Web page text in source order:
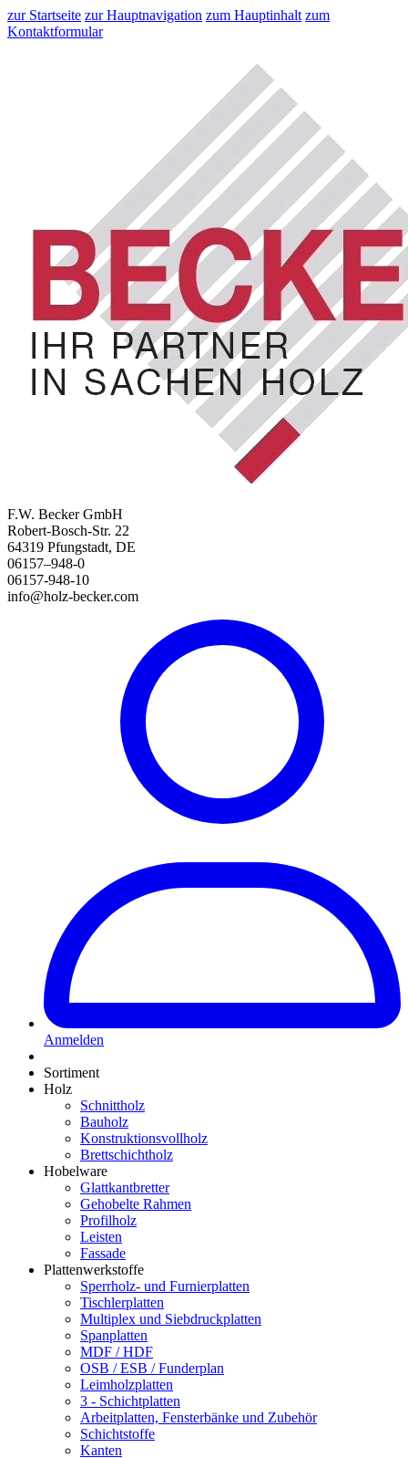
zur Startseite zur Hauptnavigation zum Hauptinhalt zum
Kontaktformular
F.W. Becker GmbH
Robert-Bosch-Str. 22
64319 Pfungstadt, DE
06157–948-0
06157-948-10
info@holz-becker.com
Anmelden
Sortiment
Holz
Schnittholz
Bauholz
Konstruktionsvollholz
Brettschichtholz
Hobelware
Glattkantbretter
Gehobelte Rahmen
Profilholz
Leisten
Fassade
Plattenwerkstoffe
Sperrholz- und Furnierplatten
Tischlerplatten
Multiplex und Siebdruckplatten
Spanplatten
MDF / HDF
OSB / ESB / Funderplan
Leimholzplatten
3 - Schichtplatten
Arbeitplatten, Fensterbänke und Zubehör
Schichtstoffe
Kanten